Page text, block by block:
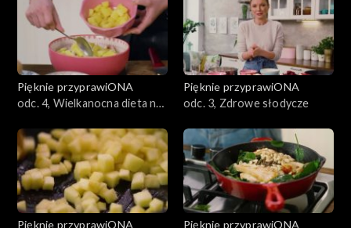
Pięknie przyprawiONA
odc. 4, Wielkanocna dieta na
Pięknie przyprawiONA
odc. 3, Zdrowe słodycze
Pięknie przyprawiONA
Pięknie przyprawiONA